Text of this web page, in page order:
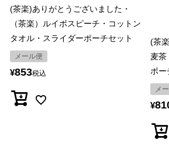
(茶楽)ありがとうございました・
（茶楽）ルイボスピーチ・コットン
タオル・スライダーポーチセット
メール便
¥853税込
(茶
麦茶
ポー
メ
¥